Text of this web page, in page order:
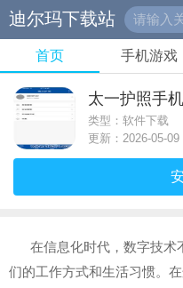
迪尔玛下载站
首页 手机游戏
太一护照手
类型：软件下载
更新：2026-05-
在信息化时代，数字技术
们的工作方式和生活习惯。